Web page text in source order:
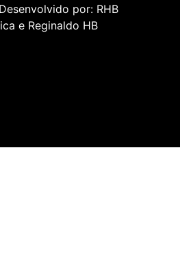
por: RHB
e Reginaldo HB